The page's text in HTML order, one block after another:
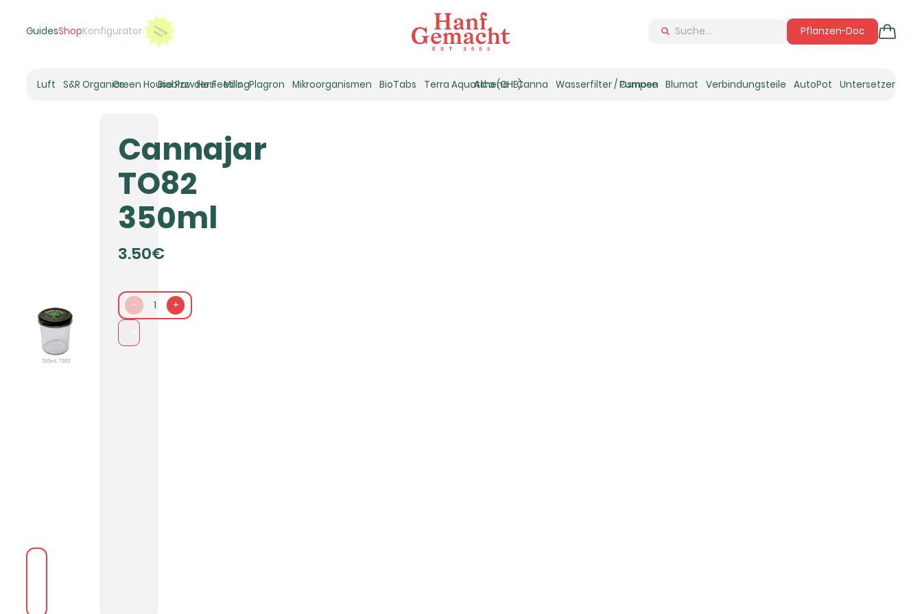
GuidesShopKonfigurator Pflanzen-Doc
Luft
Umluft-Ventilatoren
Rohrventilatoren
S&R OrganicsGreen House Powder Feeding
Biobizz Hesi Mills Plagron Mikroorganismen BioTabs Terra Aquatica (GHE)
Athena Canna Wasserfilter / Osmose
Pumpen Blumat Verbindungsteile AutoPot Untersetzer
Cannajar
TO82
350ml
3.50€
- 1 +